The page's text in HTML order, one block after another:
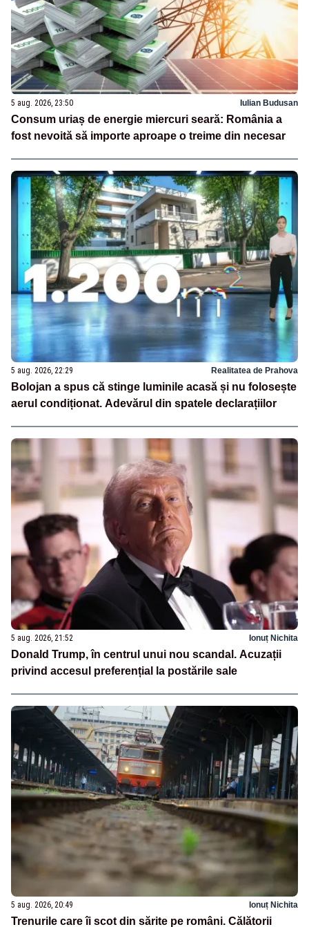
5 aug. 2026, 23:50 Iulian Budusan
Consum uriaș de energie miercuri seară: România a
fost nevoită să importe aproape o treime din necesar
5 aug. 2026, 22:29 Realitatea de Prahova
Bolojan a spus că stinge luminile acasă și nu folosește
aerul condiționat. Adevărul din spatele declarațiilor
5 aug. 2026, 21:52 Ionuț Nichita
Donald Trump, în centrul unui nou scandal. Acuzații
privind accesul preferențial la postările sale
5 aug. 2026, 20:49 Ionuț Nichita
Trenurile care îi scot din sărite pe români. Călătorii